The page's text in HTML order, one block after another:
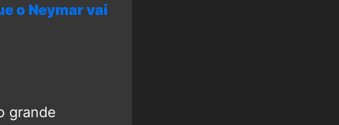
o Neymar vai
grande